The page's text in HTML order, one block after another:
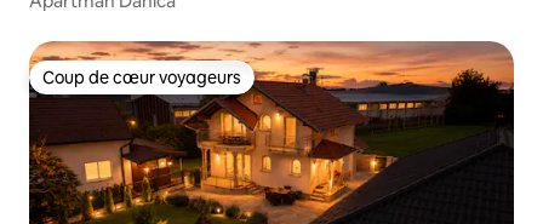
Coup de cœur voyageurs
Coup de cœur voyageurs